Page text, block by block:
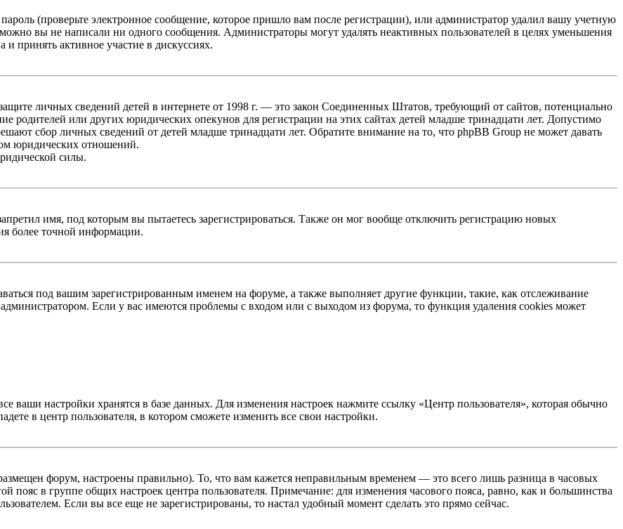
(проверьте электронное сообщение, которое пришло вам после регистрации), или администратор удалил вашу учетную
вы не написали ни одного сообщения. Администраторы могут удалять неактивных пользователей в целях уменьшения
и принять активное участие в дискуссиях.
личных сведений детей в интернете от 1998 г. — это закон Соединенных Штатов, требующий от сайтов, потенциально
родителей или других юридических опекунов для регистрации на этих сайтах детей младше тринадцати лет. Допустимо
сбор личных сведений от детей младше тринадцати лет. Обратите внимание на то, что phpBB Group не может давать
юридических отношений.
силы.
имя, под которым вы пытаетесь зарегистрироваться. Также он мог вообще отключить регистрацию новых
более точной информации.
под вашим зарегистрированным именем на форуме, а также выполняет другие функции, такие, как отслеживание
Если у вас имеются проблемы с входом или с выходом из форума, то функция удаления cookies может
ваши настройки хранятся в базе данных. Для изменения настроек нажмите ссылку «Центр пользователя», которая обычно
в центр пользователя, в котором сможете изменить все свои настройки.
форум, настроены правильно). То, что вам кажется неправильным временем — это всего лишь разница в часовых
пояс в группе общих настроек центра пользователя. Примечание: для изменения часового пояса, равно, как и большинства
Если вы все еще не зарегистрированы, то настал удобный момент сделать это прямо сейчас.